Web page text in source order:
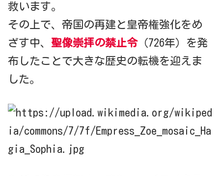
救います。
その上で、帝国の再建と皇帝権強化をめ
ざす中、 聖像崇拝の禁止令（726年）を発
布したことで大きな歴史の転機を迎えま
した。